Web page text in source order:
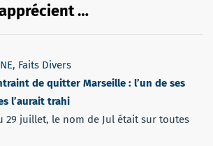
…
, Faits Divers
de quitter Marseille : l’un de ses
l’aurait trahi
29 juillet, le nom de Jul était sur toutes